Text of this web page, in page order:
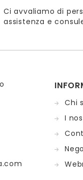
Ci avvaliamo di
assistenza e
Chi
I